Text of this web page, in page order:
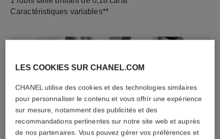
Caractéristiques variables**
diamants
LES COOKIES SUR CHANEL.COM
CHANEL utilise des cookies et des technologies similaires
pour personnaliser le contenu et vous offrir une expérience
sur mesure, notamment des publicités et des
recommandations pertinentes sur notre site web et auprès
de nos partenaires. Vous pouvez gérer vos préférences et